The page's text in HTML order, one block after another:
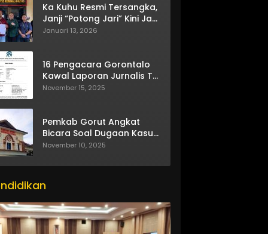
Ka Kuhu Resmi Tersangka,
Janji “Potong Jari” Kini Jadi
Bumerang
Januari 13, 2026
16 Pengacara Gorontalo
Kawal Laporan Jurnalis TV
One
November 15, 2025
Pemkab Gorut Angkat
Bicara Soal Dugaan Kasus
Asusila Oknum ASN
November 10, 2025